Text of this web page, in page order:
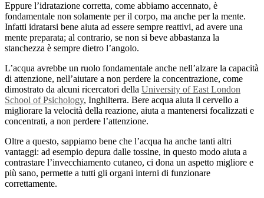
Eppure l’idratazione corretta, come abbiamo accennato, è
fondamentale non solamente per il corpo, ma anche per la mente.
Infatti idratarsi bene aiuta ad essere sempre reattivi, ad avere una
mente preparata; al contrario, se non si beve abbastanza la
stanchezza è sempre dietro l’angolo.
L’acqua avrebbe un ruolo fondamentale anche nell’alzare la capacità
di attenzione, nell’aiutare a non perdere la concentrazione, come
dimostrato da alcuni ricercatori della University of East London
School of Psichology, Inghilterra. Bere acqua aiuta il cervello a
migliorare la velocità della reazione, aiuta a mantenersi focalizzati e
concentrati, a non perdere l’attenzione.
Oltre a questo, sappiamo bene che l’acqua ha anche tanti altri
vantaggi: ad esempio depura dalle tossine, in questo modo aiuta a
contrastare l’invecchiamento cutaneo, ci dona un aspetto migliore e
più sano, permette a tutti gli organi interni di funzionare
correttamente.